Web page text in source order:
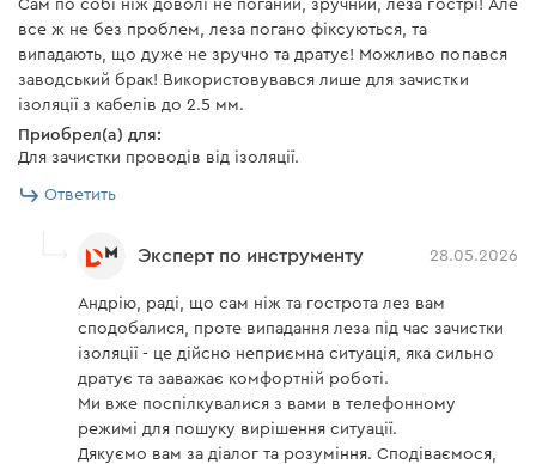
эргономичный прорезиненный корпус;
фиксация лезвия в 3-х положениях.
Сам по собі ніж доволі не поганий, зручний, леза гострі! Але
все ж не без проблем, леза погано фіксуються, та
випадають, що дуже не зручно та дратує! Можливо попався
заводський брак! Використовувався лише для зачистки
ізоляції з кабелів до 2.5 мм.
Приобрел(а) для:
Для зачистки проводів від ізоляції.
Ответить
Эксперт по инструменту 28.05.2026
Андрію, раді, що сам ніж та гострота лез вам
сподобалися, проте випадання леза під час зачистки
ізоляції - це дійсно неприємна ситуація, яка сильно
дратує та заважає комфортній роботі.
Ми вже поспілкувалися з вами в телефонному
режимі для пошуку вирішення ситуації.
Дякуємо вам за діалог та розуміння. Сподіваємося,